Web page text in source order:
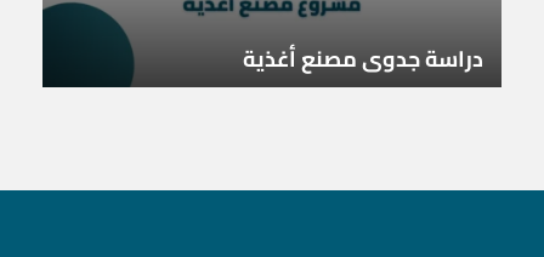
دراسة جدوى مصنع أغذية